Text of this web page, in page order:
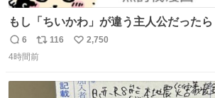
もし「ちいかわ」が違う主人公だったら
返
信
6
リ
ポ
116
い
数
2,750
4時間前